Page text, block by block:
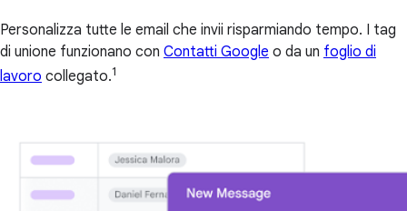
Personalizza tutte le email che invii risparmiando tempo. I tag
di unione funzionano con Contatti Google o da un foglio di
lavoro collegato.1